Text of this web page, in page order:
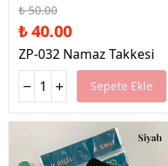
₺ 50.00
₺ 40.00
ZP-032 Namaz Takkesi
Sepete Ekle